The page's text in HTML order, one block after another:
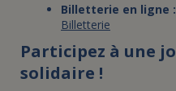
Billetterie en ligne :
Billetterie
Participez à une
solidaire !